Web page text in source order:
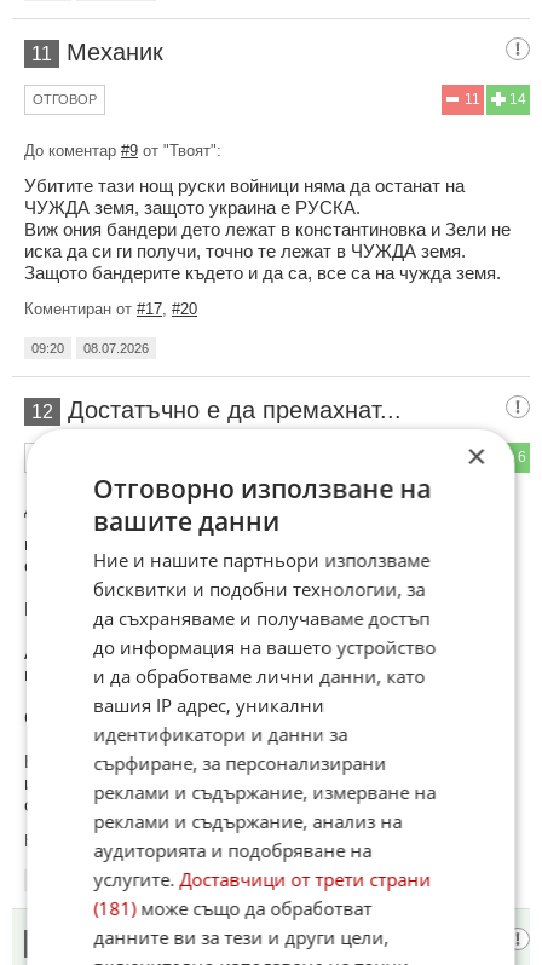
11 Механик
14
11
ОТГОВОР
До коментар #9 от "Твоят":
Убитите тази нощ руски войници няма да останат на
ЧУЖДА земя, защото украина е РУСКА.
Виж ония бандери дето лежат в константиновка и Зели не
иска да си ги получи, точно те лежат в ЧУЖДА земя.
Защото бандерите където и да са, все са на чужда земя.
Коментиран от #17 #20
09:20 08.07.2026
12 Достатъчно е да премахнат...
6
10
До коментар от "Възраждане":
ислямизацията на целия свят и близкия Изток ще е
свободен!!!
Въпроса е "кой че ни управлява", след това!!!
Ако това са Путин , Си дзи Пин и Ким (Северно Корейски)
не ми се ще !
Светът став многополюсен с това и избора за живот!
Европейската Общност за момента е по- цивилизования
избор
от "Донкито" и "Мошето"!!!!
Коментиран от
08.07.2026
Тръмп
×
Отговорно използване на
вашите данни
Ние и нашите партньори използваме
бисквитки и подобни технологии, за
да съхраняваме и получаваме достъп
до информация на вашето устройство
и да обработваме лични данни, като
вашия IP адрес, уникални
идентификатори и данни за
сърфиране, за персонализирани
реклами и съдържание, измерване на
реклами и съдържание, анализ на
аудиторията и подобряване на
услугите.Доставчици от трети страни
(181)може също да обработват
данните ви за тези и други цели,